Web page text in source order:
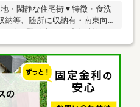
・閑静な住宅街▼特徴・食洗
等、随所に収納有・南東向き
室内リフォーム済【交換】キ
張替】室内クロス、フローリン
ス、砂利敷き 他▼周辺環境・下
神井南中学校 徒歩4分(約
手伝いします ━━━━━・・・
い合わせください。